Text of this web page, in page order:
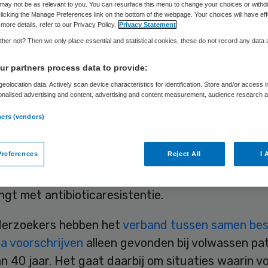
Skipr Redactie 11 februari 2019,
waar meer gezamenlijke
schrijven huisartsen minder vaak antibiotica
van het Nivel. Het tegengaan van
met antibioticaresistentie.
hebben het verband tussen samen
voorschrijven alleen gevonden bij volwassen
40 jaar. Het gaat daarbij om situaties waarin
not be as relevant to you. You can resurface this menu to change your choices or
the Manage Preferences link on the bottom of the webpage. Your choices will have
details, refer to our Privacy Policy. Privacy Statement
not? Then we only place essential and statistical cookies, these do not record any data
partners process data to provide:
data. Actively scan device characteristics for identification. Store and/or access
advertising and content, advertising and content measurement, audience research
(vendors)
Reject All I